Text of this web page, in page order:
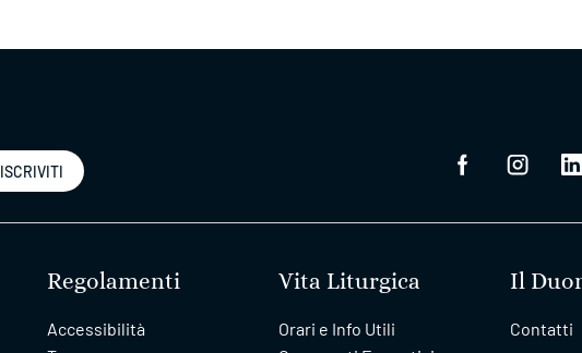
ISCRIVITI
Regolamenti
Accessibilità
Vita Liturgica
Orari e Info Utili
Il
Contatti